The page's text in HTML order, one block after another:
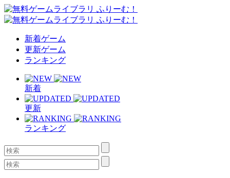
新着ゲーム
更新ゲーム
ランキング
新着
更新
ランキング